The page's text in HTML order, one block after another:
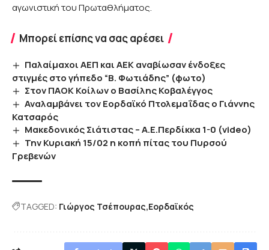
αγωνιστική του Πρωταθλήματος.
Μπορεί επίσης να σας αρέσει
Παλαίμαχοι ΑΕΠ και ΑΕΚ αναβίωσαν ένδοξες
στιγμές στο γήπεδο “Β. Φωτιάδης” (φωτο)
Στον ΠΑΟΚ Κοίλων ο Βασίλης Κοβαλέγγος
Αναλαμβάνει τον Εορδαϊκό Πτολεμαΐδας ο Γιάννης
Κατσαρός
Μακεδονικός Σιάτιστας – Α.Ε.Περδίκκα 1-0 (video)
Την Κυριακή 15/02 η κοπή πίτας του Πυρσού
Γρεβενών
TAGGED: Γιώργος Τσέπουρας Εορδαϊκός